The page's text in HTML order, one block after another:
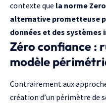
contexte que la norme
alternative prometteuse
données et des systèmes
Zéro confiance :
modèle
Contrairement aux
création d’un périmètre de